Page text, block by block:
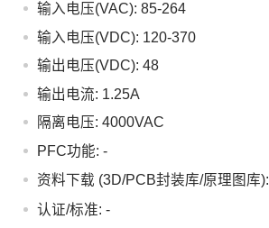
输入电压(VAC): 85-264
输入电压(VDC): 120-370
输出电压(VDC): 48
输出电流: 1.25A
隔离电压: 4000VAC
PFC功能: -
资料下载 (3D/PCB封装库/原理图库):
认证/标准: -